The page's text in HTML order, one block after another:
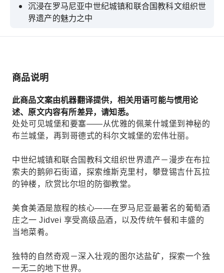
沉浸在罗马尼亚中世纪城镇和联合国教科文组织世
界遗产的魅力之中
探索佩莱什城堡的优雅和布兰城堡的神秘
深入壮观的图尔达盐矿，探索这座地下奇观
入住位于市中心的舒适精品酒店和传统酒店
商品说明
此商品文案由机器翻译提供，相关用语可能与惯用论
述、原文内容有所差异，请知悉。
处处可见城堡和要塞——从优雅的佩莱什城堡到神秘的
布兰城堡，再到哥德式的科尔文城堡的宏伟壮丽。
中世纪城镇和联合国教科文组织世界遗产－漫步在布拉
索夫的鹅卵石街道，探索维斯克里村，攀登锡吉什瓦拉
的钟楼，欣赏比尔坦的防御教堂。
美食美酒是旅程的核心——在罗马尼亚最著名的葡萄酒
庄之一 Jidvei 享受高级品酒，以及传统午餐和丰盛的
当地菜肴。
独特的自然奇观－深入壮观的图尔达盐矿，探索一个独
一无二的地下世界。